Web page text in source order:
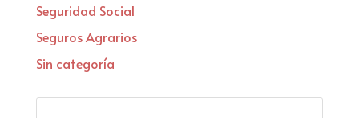
Seguridad Social
Seguros Agrarios
Sin categoría